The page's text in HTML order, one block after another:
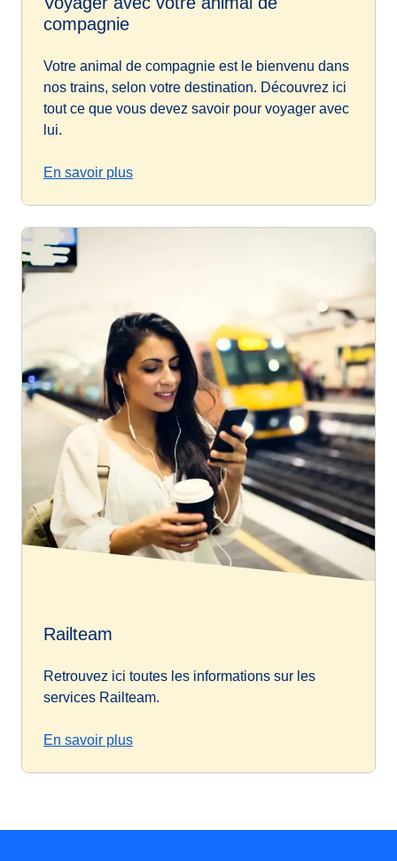
compagnie
Votre animal de compagnie est le bienvenu dans
nos trains, selon votre destination. Découvrez ici
tout ce que vous devez savoir pour voyager avec
lui.
En savoir plus
Railteam
Retrouvez ici toutes les informations sur les
services Railteam.
En savoir plus